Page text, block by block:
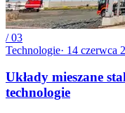
/03
Technologie· 14 czerwca
Układy mieszane
technologie